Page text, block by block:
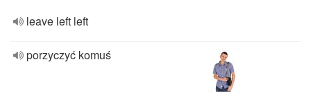
leave left left
porzyczyć komuś